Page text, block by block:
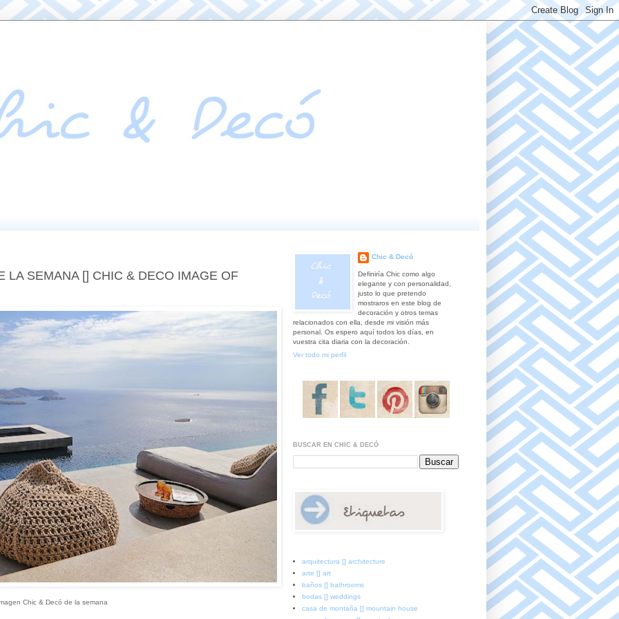
LA SEMANA [] CHIC & DECO IMAGE OF
Chic & Decó de la semana
Chic & Decó
Definiría Chic como algo
elegante y con personalidad,
justo lo que pretendo
mostraros en este blog de
decoración y otros temas
relacionados con ella, desde mi visión más
personal. Os espero aquí todos los días, en
vuestra cita diaria con la decoración.
Ver todo mi perfil
BUSCAR EN CHIC & DECÓ
arquitectura [] architecture
arte [] art
baños [] bathrooms
bodas [] weddings
casa de montaña [] mountain house